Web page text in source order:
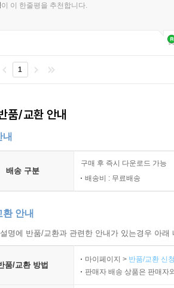
이 이 한줄평을 추천합니다.
1
품/교환 안내
내
배송 구분
구매 후 즉시 다운로드 가능
배송비 : 무료배송
환 안내
명에 반품/교환과 관련한 안내가 있는경우 아
품/교환 방법
마이페이지 > 반품/교환 신
판매자 배송 상품은 판매자